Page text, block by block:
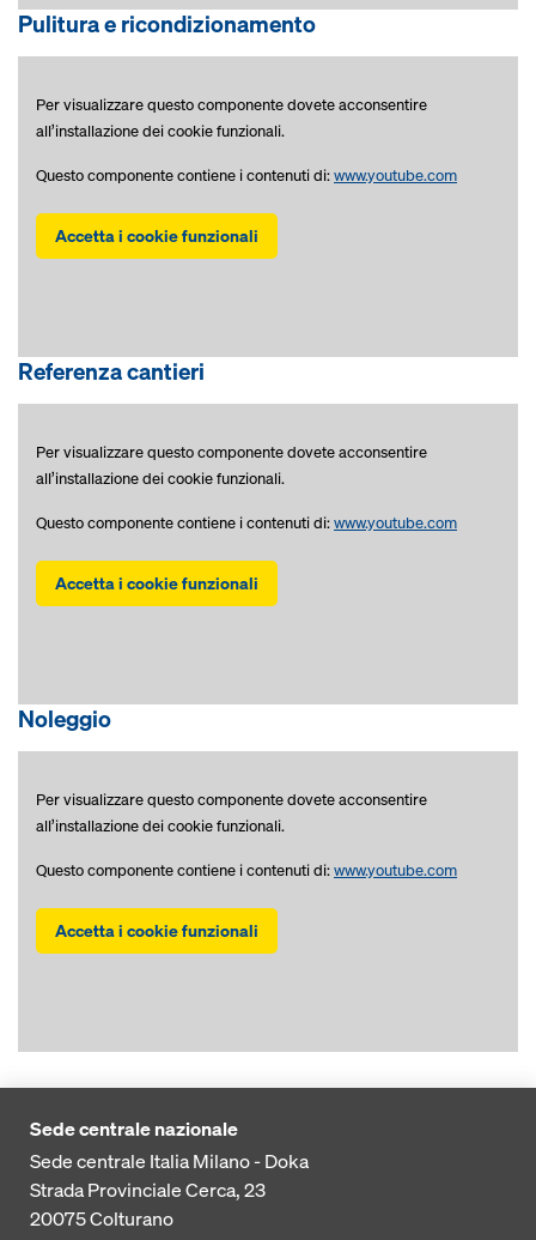
Pulitura e ricondizionamento
Per visualizzare questo componente dovete acconsentire
all’installazione dei cookie funzionali.
Questo componente contiene i contenuti di:www.youtube.com
Accetta i cookie funzionali
Referenza cantieri
Per visualizzare questo componente dovete acconsentire
all’installazione dei cookie funzionali.
Questo componente contiene i contenuti di:www.youtube.com
Accetta i cookie funzionali
Noleggio
Per visualizzare questo componente dovete acconsentire
all’installazione dei cookie funzionali.
Questo componente contiene i contenuti di:www.youtube.com
Accetta i cookie funzionali
Sede centrale nazionale
Sede centrale Italia Milano - Doka
Strada Provinciale Cerca, 23
20075Colturano